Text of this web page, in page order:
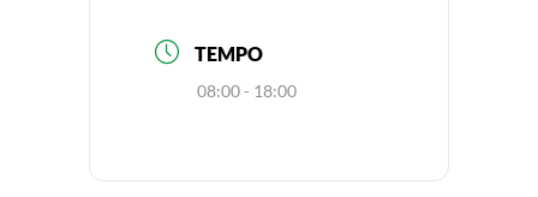
TEMPO
08:00 - 18:00